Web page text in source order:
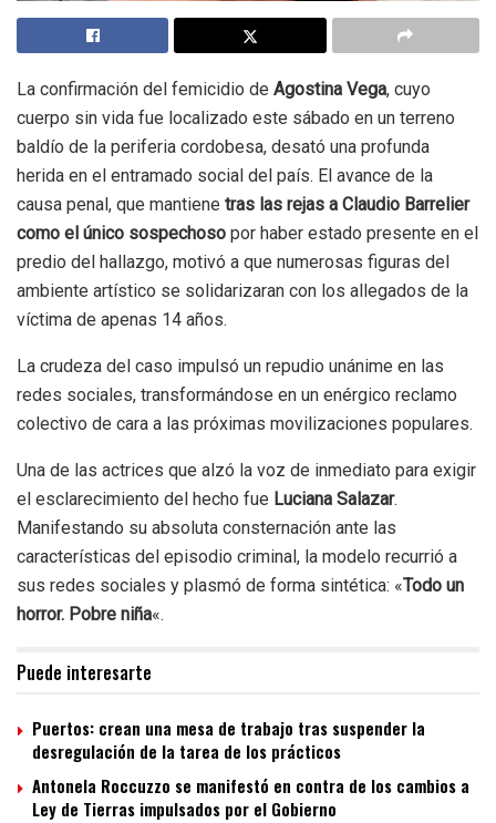
La confirmación del femicidio de Agostina Vega, cuyo
cuerpo sin vida fue localizado este sábado en un terreno
baldío de la periferia cordobesa, desató una profunda
herida en el entramado social del país. El avance de la
causa penal, que mantiene tras las rejas a Claudio Barrelier
como el único sospechoso por haber estado presente en el
predio del hallazgo, motivó a que numerosas figuras del
ambiente artístico se solidarizaran con los allegados de la
víctima de apenas 14 años.
La crudeza del caso impulsó un repudio unánime en las
redes sociales, transformándose en un enérgico reclamo
colectivo de cara a las próximas movilizaciones populares.
Una de las actrices que alzó la voz de inmediato para exigir
el esclarecimiento del hecho fue Luciana Salazar.
Manifestando su absoluta consternación ante las
características del episodio criminal, la modelo recurrió a
sus redes sociales y plasmó de forma sintética: «Todo un
horror. Pobre niña«.
Puede interesarte
Puertos: crean una mesa de trabajo tras suspender la
desregulación de la tarea de los prácticos
Antonela Roccuzzo se manifestó en contra de los cambios a
Ley de Tierras impulsados por el Gobierno